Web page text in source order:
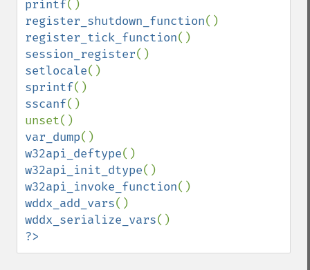
printf
register_shutdown_function
register_tick_function
session_register
setlocale
sprintf
sscanf()
var_dump
w32api_deftype
w32api_init_dtype
w32api_invoke_function
wddx_add_vars
wddx_serialize_vars
?>